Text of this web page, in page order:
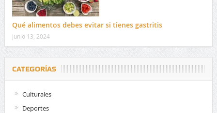
Qué alimentos debes evitar si tienes gastritis
junio 13, 2024
CATEGORÍAS
Culturales
Deportes